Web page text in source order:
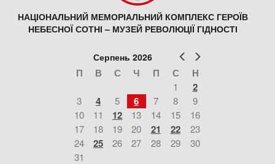
НАЦІОНАЛЬНИЙ МЕМОРІАЛЬНИЙ КОМПЛЕКС ГЕРОЇВ
НЕБЕСНОЇ СОТНІ – МУЗЕЙ РЕВОЛЮЦІЇ ГІДНОСТІ
Попер
Серпень 2026
П В С Ч П С Н
1 2
3 4 5 6 7 8
9
10
11 12 13 14 15
16
17
18 19 20 21 22
23
24
25 26 27 28 29
30
31